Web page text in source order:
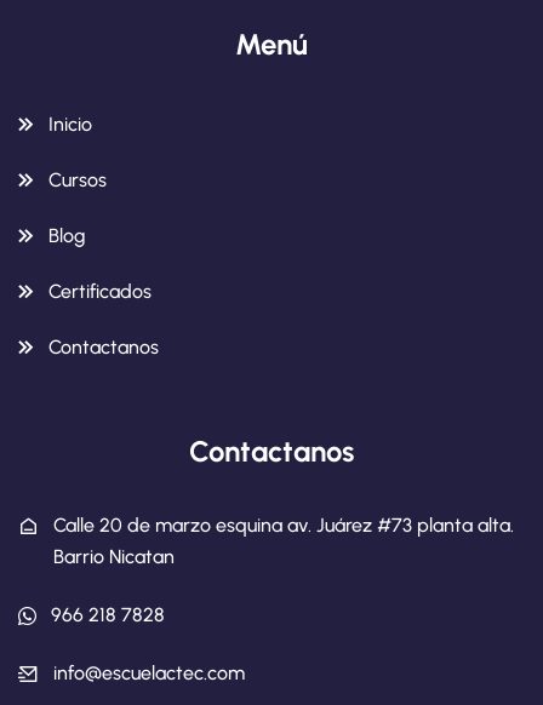
Menú
Inicio
Cursos
Blog
Certificados
Contactanos
Contactanos
Calle 20 de marzo esquina av. Juárez #73 planta alta.
Barrio Nicatan
966 218 7828
info@escuelactec.com